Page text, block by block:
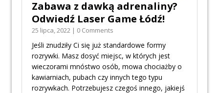
Zabawa z dawką adrenaliny?
Odwiedź Laser Game Łódź!
25 lipca, 2022 | 0 Comments
Jeśli znudziły Ci się już standardowe formy
rozrywki. Masz dosyć miejsc, w których jest
wieczorami mnóstwo osób, mowa chociażby o
kawiarniach, pubach czy innych tego typu
rozrywkach. Potrzebujesz czegoś innego, jakiejś